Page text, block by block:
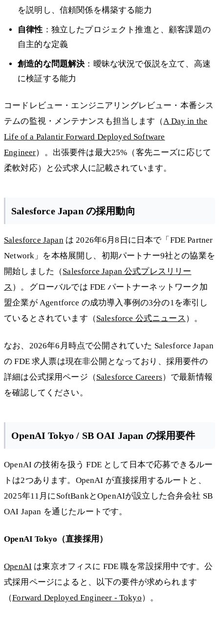
を説明し、信頼関係を構築する能力
自律性 ：独立したプロジェクト推進と、顧客課題の
自主的な定義
創造的な問題解決：曖昧な状況で仮説を立て、高速
に検証する能力
コードレビュー・エンジニアリングレビュー・本番シス
テムの監視・メンテナンスも担当します（A Day in the
Life of a Palantir Forward Deployed Software
Engineer）。出張要件は最大25%（客先ニーズに応じて
柔軟対応）と公式求人に記載されています。
Salesforce Japan の採用動向
Salesforce Japanは 2026年6月8日に日本で「FDE Partner
Network」を本格展開し、初期パートナー9社との協業を
開始しました（Salesforce Japan 公式プレスリリー
ス ）。グローバルでは FDE パートナーネットワーク加
盟企業が Agentforce の成功導入事例の3分の1を牽引し
ているとされています（Salesforce 公式ニュース ）。
なお、2026年6月時点で公開されていた Salesforce Japan
の FDE 求人票は現在非公開となっており、採用要件の
詳細は公式採用ページ（Salesforce Careers）で最新情報
を確認してください。
OpenAI Tokyo / SB OAI Japan の採用要件
OpenAI の技術を扱う FDE として日本で応募できるルー
トは2つあります。OpenAI が直接採用するルートと、
2025年11月にSoftBankとOpenAIが設立した合弁会社 SB
OAI Japan を通じたルートです。
OpenAI Tokyo（直接採用）
OpenAI は東京オフィスに FDE 職を常設採用中です。公
式採用ページによると、以下の要件が求められます
（Forward Deployed Engineer - Tokyo）。